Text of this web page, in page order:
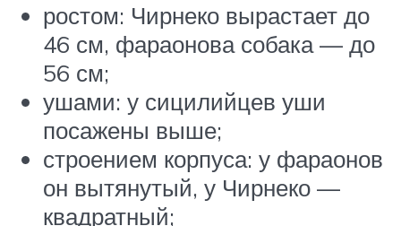
ростом: Чирнеко вырастает до
46 см, фараонова собака — до
56 см;
ушами: у сицилийцев уши
посажены выше;
строением корпуса: у фараонов
он вытянутый, у Чирнеко —
квадратный;